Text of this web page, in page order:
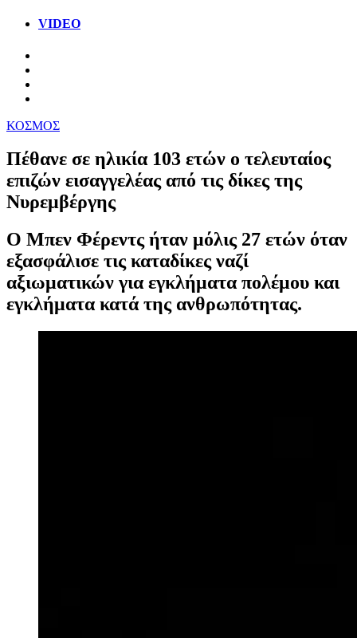
VIDEO
ΚΟΣΜΟΣ
Πέθανε σε ηλικία 103 ετών ο τελευταίος
επιζών εισαγγελέας από τις δίκες της
Νυρεμβέργης
Ο Μπεν Φέρεντς ήταν μόλις 27 ετών όταν
εξασφάλισε τις καταδίκες ναζί
αξιωματικών για εγκλήματα πολέμου και
εγκλήματα κατά της ανθρωπότητας.